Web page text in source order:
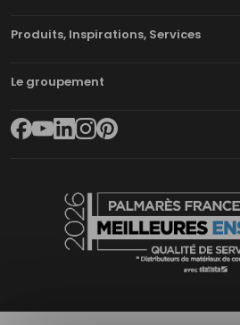
Produits, Inspirations, Services
Le groupement